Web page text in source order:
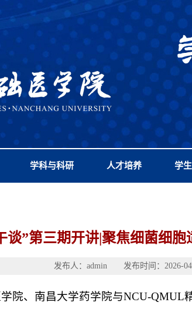
学科与科研 人才培养 学
谈”第三期开讲|聚焦细菌细
发布人：admin 发布时间：2026-
院、南昌大学药学院与NCU-